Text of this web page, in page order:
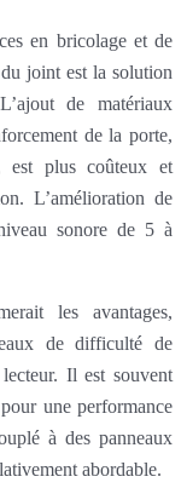
en bricolage et de
joint est la solution
de matériaux
de la porte,
est plus coûteux et
L’amélioration de
sonore de 5 à
les avantages,
de difficulté de
Il est souvent
une performance
à des panneaux
abordable.